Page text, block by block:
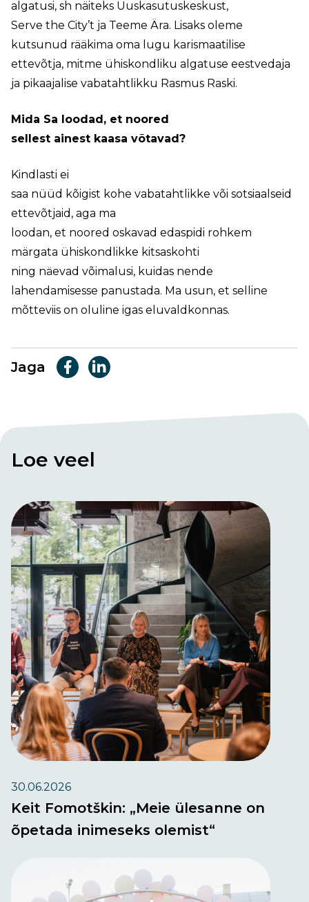
algatusi, sh näiteks Uuskasutuskeskust,
Serve the City’t ja Teeme Ära. Lisaks oleme
kutsunud rääkima oma lugu karismaatilise
ettevõtja, mitme ühiskondliku algatuse eestvedaja
ja pikaajalise vabatahtlikku Rasmus Raski.
Mida Sa loodad, et noored
sellest ainest kaasa võtavad?
Kindlasti ei
saa nüüd kõigist kohe vabatahtlikke või sotsiaalseid
ettevõtjaid, aga ma
loodan, et noored oskavad edaspidi rohkem
märgata ühiskondlikke kitsaskohti
ning näevad võimalusi, kuidas nende
lahendamisesse panustada. Ma usun, et selline
mõtteviis on oluline igas eluvaldkonnas.
Jaga
Loe veel
30.06.2026
Keit Fomotškin: „Meie ülesanne on
õpetada inimeseks olemist“